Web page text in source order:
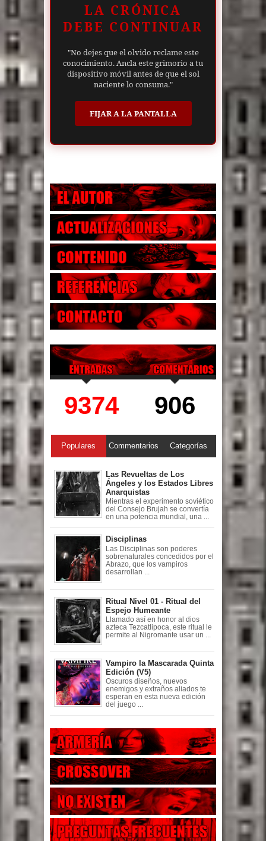
LA CRÓNICA
DEBE CONTINUAR
"No dejes que el olvido reclame este
conocimiento. Ancla este grimorio a tu
dispositivo móvil antes de que el sol
naciente lo consuma."
FIJAR A LA PANTALLA
9374 906
Populares Commentarios Categorías
Las Revueltas de Los
Ángeles y los Estados Libres
Anarquistas
Mientras el experimento soviético
del Consejo Brujah se convertía
en una potencia mundial, una ...
Disciplinas
Las Disciplinas son poderes
sobrenaturales concedidos por el
Abrazo, que los vampiros
desarrollan ...
Ritual Nivel 01 - Ritual del
Espejo Humeante
Llamado así en honor al dios
azteca Tezcatlipoca, este ritual le
permite al Nigromante usar un ...
Vampiro la Mascarada Quinta
Edición (V5)
Oscuros diseños, nuevos
enemigos y extraños aliados te
esperan en esta nueva edición
del juego ...